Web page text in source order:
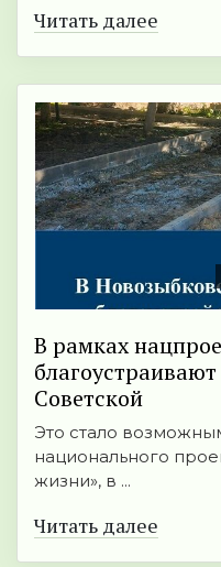
Читать далее
В рамках
Советской
Это стало
национального
жизни», в ...
Читать далее